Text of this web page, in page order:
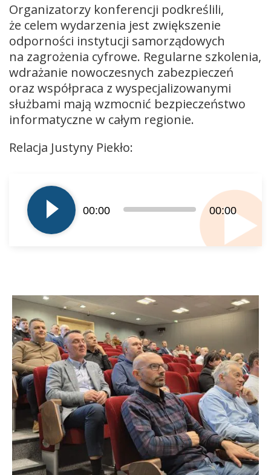
Organizatorzy konferencji podkreślili,
że celem wydarzenia jest zwiększenie
odporności instytucji samorządowych
na zagrożenia cyfrowe. Regularne szkolenia,
wdrażanie nowoczesnych zabezpieczeń
oraz współpraca z wyspecjalizowanymi
służbami mają wzmocnić bezpieczeństwo
informatyczne w całym regionie.
Relacja Justyny Piekło:
plików
dźwiękowych
00:00 00:00